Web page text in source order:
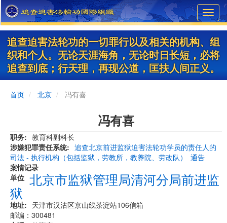
Skip
to
main
content
追查迫害法轮功的一切罪行以及相关的机构、组
织和个人。无论天涯海角，无论时日长短，必将
追查到底；行天理，再现公道，匡扶人间正义。
首页 北京 冯有喜
冯有喜
职务
教育科副科长
涉嫌犯罪责任系统
司法 - 执行机构（包括监狱，劳教所，教养院、劳改队）
案情记录
追查北京前进监狱迫害法轮功学员的责任人的
通告
单位 北京市监狱管理局清河分局前进监
狱
地址
天津市汉沽区京山线茶淀站106信箱
邮编：300481